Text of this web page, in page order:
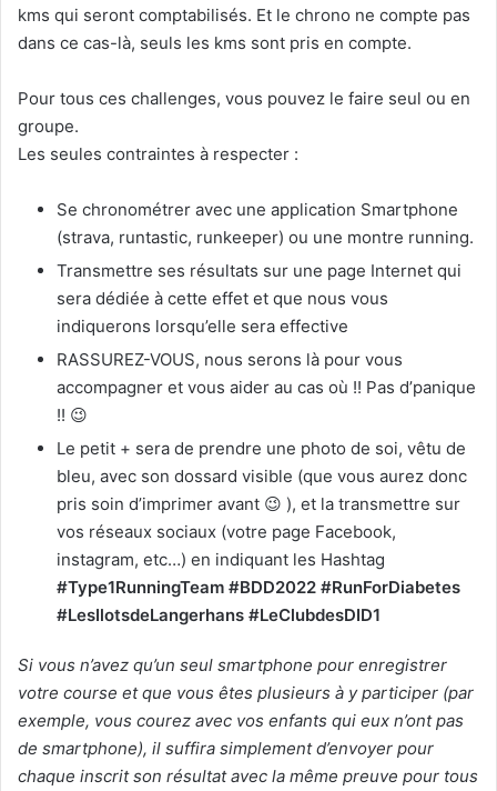
kms qui seront comptabilisés. Et le chrono ne compte pas
dans ce cas-là, seuls les kms sont pris en compte.
Pour tous ces challenges, vous pouvez le faire seul ou en
groupe.
Les seules contraintes à respecter :
Se chronométrer avec une application Smartphone
(strava, runtastic, runkeeper) ou une montre running.
Transmettre ses résultats sur une page Internet qui
sera dédiée à cette effet et que nous vous
indiquerons lorsqu’elle sera effective
RASSUREZ-VOUS, nous serons là pour vous
accompagner et vous aider au cas où !! Pas d’panique
!! 😉
Le petit + sera de prendre une photo de soi, vêtu de
bleu, avec son dossard visible (que vous aurez donc
pris soin d’imprimer avant 😉 ), et la transmettre sur
vos réseaux sociaux (votre page Facebook,
instagram, etc…) en indiquant les Hashtag
#Type1RunningTeam #BDD2022 #RunForDiabetes
#LesIlotsdeLangerhans #LeClubdesDID1
Si vous n’avez qu’un seul smartphone pour enregistrer
votre course et que vous êtes plusieurs à y participer (par
exemple, vous courez avec vos enfants qui eux n’ont pas
de smartphone), il suffira simplement d’envoyer pour
chaque inscrit son résultat avec la même preuve pour tous